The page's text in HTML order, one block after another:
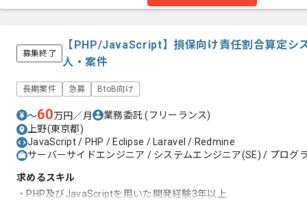
募集終了
【PHP/JavaScript】損保向け責任割合算定シ
人・案件
長期案件 急募 BtoB向け
〜60万円／月 業務委託(フリーランス)
上野(東京都)
JavaScript / PHP / Eclipse / Laravel / Redmine
サーバーサイドエンジニア / システムエンジニア(SE) / プログ
求めるスキル
・PHP及びJavaScriptを用いた開発経験3年以上